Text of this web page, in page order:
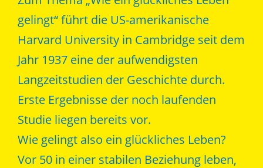
gelingt“ führt die US-amerikanische
Harvard University in Cambridge seit dem
Jahr 1937 eine der aufwendigsten
Langzeitstudien der Geschichte durch.
Erste Ergebnisse der noch laufenden
Studie liegen bereits vor.
Wie gelingt also ein glückliches Leben?
Vor 50 in einer stabilen Beziehung leben,